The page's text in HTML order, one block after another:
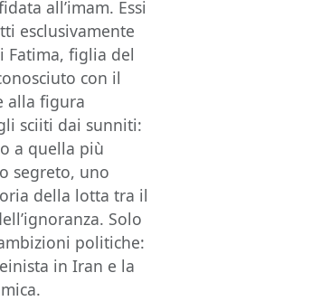
all’imam. Essi
esclusivamente
Fatima, figlia del
con il
alla figura
sciiti dai sunniti:
a quella più
segreto, uno
della lotta tra il
Solo
politiche:
in Iran e la